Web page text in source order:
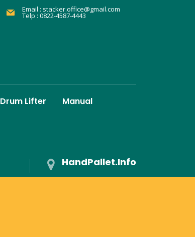
Email : stacker.office@gmail.com
Telp : 0822-4587-4443
Drum Lifter Manual
HandPallet.Info